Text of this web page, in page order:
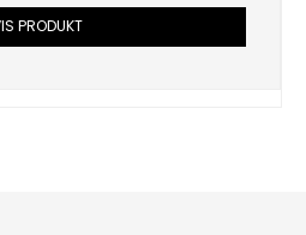
PRODUKT